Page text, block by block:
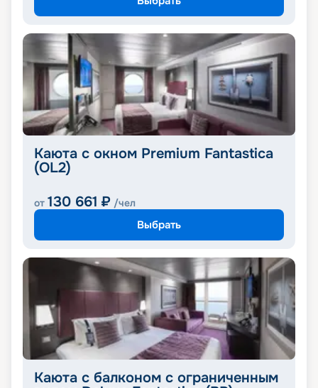
Каюта с окном Premium Fantastica
(OL2)
от 130 661 ₽ /чел
Выбрать
Каюта с балконом с ограниченным